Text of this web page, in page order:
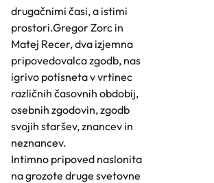
drugačnimi časi, a istimi
prostori.Gregor Zorc in
Matej Recer, dva izjemna
pripovedovalca zgodb, nas
igrivo potisneta v vrtinec
različnih časovnih obdobij,
osebnih zgodovin, zgodb
svojih staršev, znancev in
neznancev.
Intimno pripoved naslonita
na grozote druge svetovne